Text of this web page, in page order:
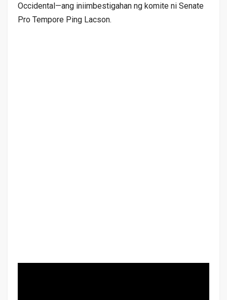
Occidental—ang iniimbestigahan ng komite ni Senate
Pro Tempore Ping Lacson.